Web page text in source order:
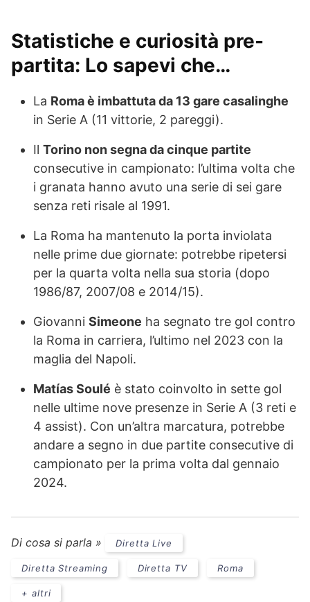
Statistiche e curiosità pre-
partita: Lo sapevi che…
La Roma è imbattuta da 13 gare casalinghe
in Serie A (11 vittorie, 2 pareggi).
Il Torino non segna da cinque partite
consecutive in campionato: l’ultima volta che
i granata hanno avuto una serie di sei gare
senza reti risale al 1991.
La Roma ha mantenuto la porta inviolata
nelle prime due giornate: potrebbe ripetersi
per la quarta volta nella sua storia (dopo
1986/87, 2007/08 e 2014/15).
Giovanni Simeone ha segnato tre gol contro
la Roma in carriera, l’ultimo nel 2023 con la
maglia del Napoli.
Matías Soulé è stato coinvolto in sette gol
nelle ultime nove presenze in Serie A (3 reti e
4 assist). Con un’altra marcatura, potrebbe
andare a segno in due partite consecutive di
campionato per la prima volta dal gennaio
2024.
Di cosa si parla » Diretta Live
Diretta Streaming Diretta TV Roma
+ altri